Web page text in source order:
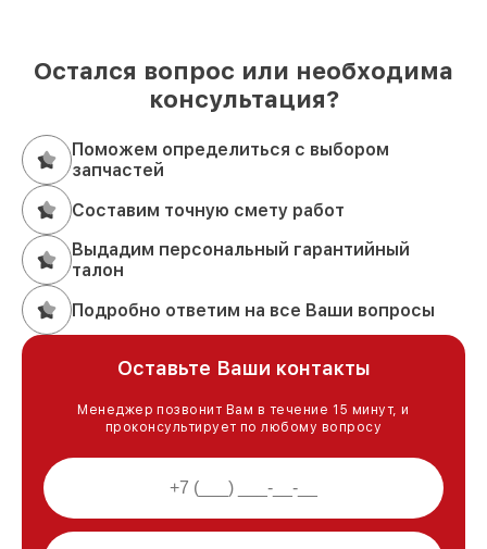
Остался вопрос или необходима
консультация?
Поможем определиться с выбором
запчастей
Составим точную смету работ
Выдадим персональный гарантийный
талон
Подробно ответим на все Ваши вопросы
Оставьте Ваши контакты
Менеджер позвонит Вам в течение 15 минут, и
проконсультирует по любому вопросу